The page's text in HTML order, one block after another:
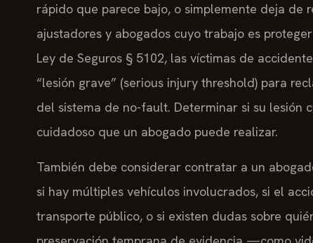
rápido que parece bajo, o simplemente deja de
ajustadores y abogados cuyo trabajo es
Ley de Seguros § 5102, las víctimas de
“lesión grave” (serious injury threshold) para
del sistema de no-fault. Determinar si su lesión
cuidadoso que un abogado puede realizar.
También debe considerar contratar a un
si hay múltiples vehículos involucrados, si el
transporte público, o si existen dudas sobre